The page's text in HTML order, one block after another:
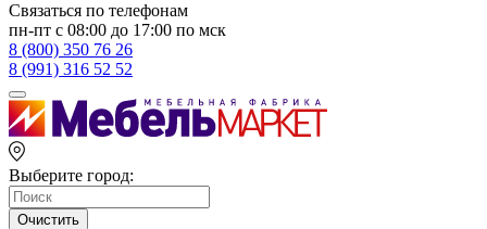
Связаться по телефонам
пн-пт с 08:00 до 17:00 по мск
8 (800) 350 76 26
8 (991) 316 52 52
Выберите город:
Очистить